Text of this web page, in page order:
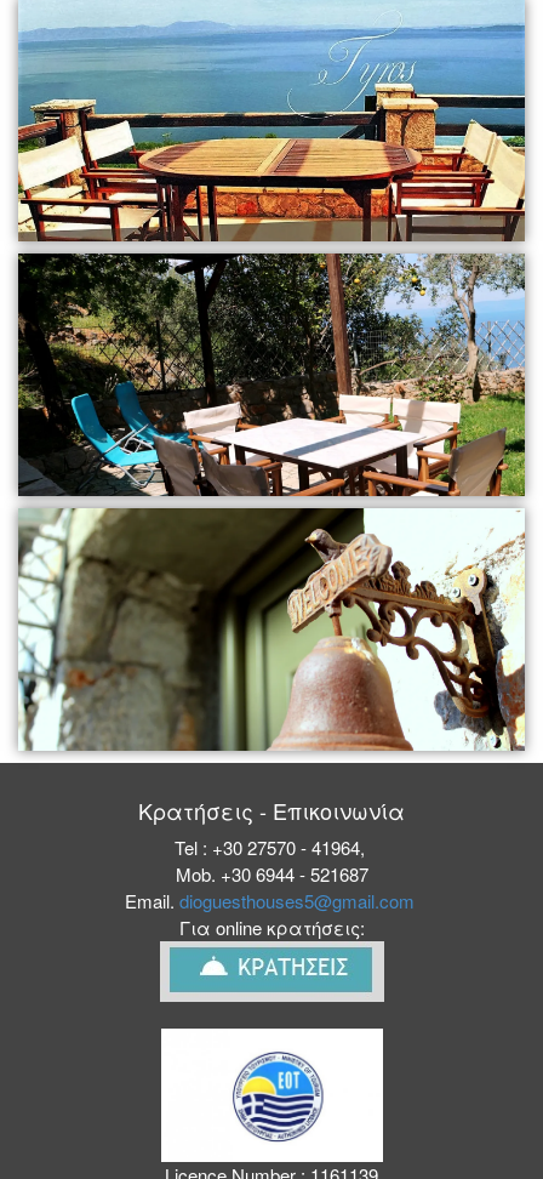
Κρατήσεις - Επικοινωνία
Tel : +30 27570 - 41964,
Mob. +30 6944 - 521687
Email. dioguesthouses5@gmail.com
Για online κρατήσεις: